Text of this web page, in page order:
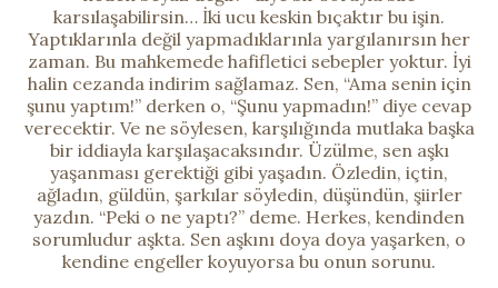
karsılaşabilirsin… İki ucu keskin bıçaktır bu işin.
Yaptıklarınla değil yapmadıklarınla yargılanırsın her
zaman. Bu mahkemede hafifletici sebepler yoktur. İyi
halin cezanda indirim sağlamaz. Sen, “Ama senin için
şunu yaptım!” derken o, “Şunu yapmadın!” diye cevap
verecektir. Ve ne söylesen, karşılığında mutlaka başka
bir iddiayla karşılaşacaksındır. Üzülme, sen aşkı
yaşanması gerektiği gibi yaşadın. Özledin, içtin,
ağladın, güldün, şarkılar söyledin, düşündün, şiirler
yazdın. “Peki o ne yaptı?” deme. Herkes, kendinden
sorumludur aşkta. Sen aşkını doya doya yaşarken, o
kendine engeller koyuyorsa bu onun sorunu.